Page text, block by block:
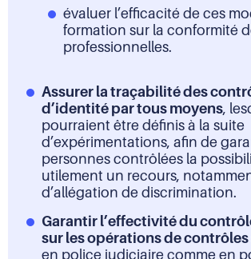
évaluer l’efficacité de ces
formation sur la conformité
professionnelles.
Assurer la traçabilité des
d’identité par tous moyens,
pourraient être définis à la suite
d’expérimentations, afin de
personnes contrôlées la
utilement un recours,
d’allégation de discrimination.
Garantir l’effectivité du
sur les opérations de
en police judiciaire comme en